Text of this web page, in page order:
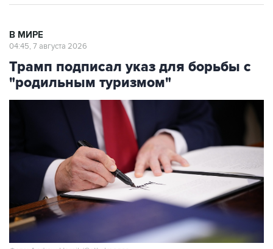
Трамп подписал указ для борьбы с
"родильным туризмом"
Фото: Andrew Harnik/Getty Images